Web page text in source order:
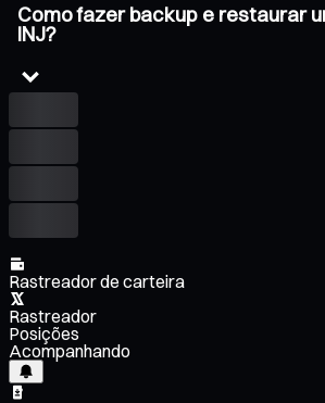
Como fazer backup e restaurar
INJ?
Rastreador de carteira
Rastreador
Posições
Acompanhando